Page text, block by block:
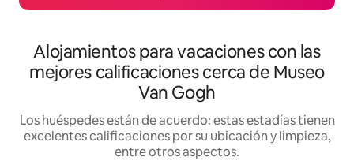
Alojamientos para vacaciones con las
mejores calificaciones cerca de Museo
Van Gogh
Los huéspedes están de acuerdo: estas estadías tienen
excelentes calificaciones por su ubicación y limpieza,
entre otros aspectos.